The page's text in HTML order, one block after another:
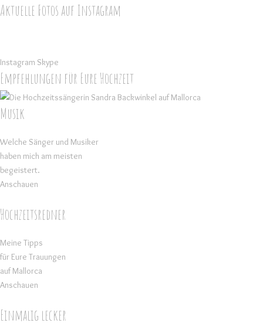
Aktuelle Fotos auf Instagram
Instagram Skype
Empfehlungen für Eure Hochzeit
Musik
Welche Sänger und Musiker
haben mich am meisten
begeistert.
Anschauen
Hochzeitsredner
Meine Tipps
für Eure Trauungen
auf Mallorca
Anschauen
Einmalig lecker